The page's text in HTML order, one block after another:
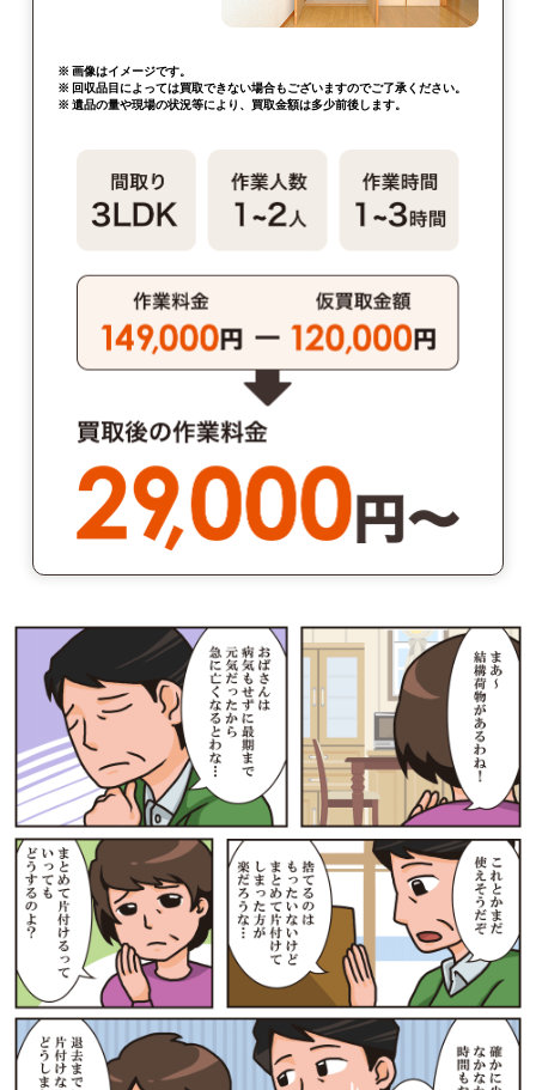
※ 画像はイメージです。
※ 回収品目によっては買取できない場合もございますのでご了承ください。
※ 遺品の量や現場の状況等により、買取金額は多少前後します。